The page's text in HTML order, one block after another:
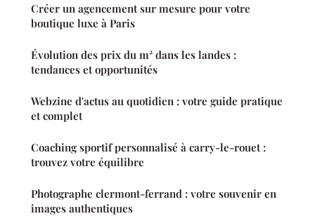
Créer un agencement sur mesure pour votre
boutique luxe à Paris
Évolution des prix du m² dans les landes :
tendances et opportunités
Webzine d'actus au quotidien : votre guide pratique
et complet
Coaching sportif personnalisé à carry-le-rouet :
trouvez votre équilibre
Photographe clermont-ferrand : votre souvenir en
images authentiques